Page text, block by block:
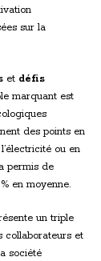
sur la
et défis
marquant est
des points en
ou en
permis de
en moyenne.
un triple
collaborateurs et
société